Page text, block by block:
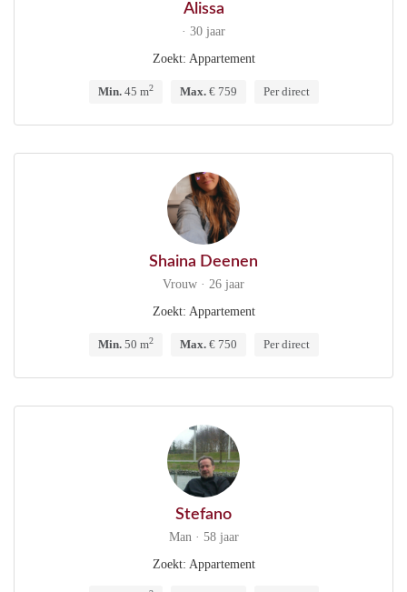
Alissa
· 30 jaar
Zoekt: Appartement
Min.45 m2 Max.€ 759 Per direct
Shaina Deenen
Vrouw · 26 jaar
Zoekt: Appartement
Min.50 m2 Max.€ 750 Per direct
Stefano
Man · 58 jaar
Zoekt: Appartement